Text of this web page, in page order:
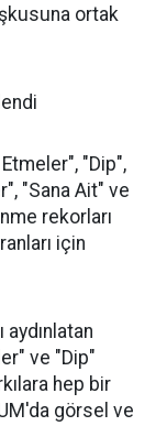
ortak
"Dip",
"Sana Ait" ve
rekorları
için
aydınlatan
ve "Dip"
hep bir
görsel ve